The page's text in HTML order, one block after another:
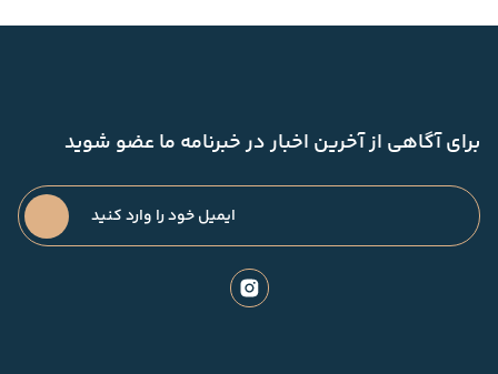
برای آگاهی از آخرین اخبار در خبرنامه ما عضو شوید